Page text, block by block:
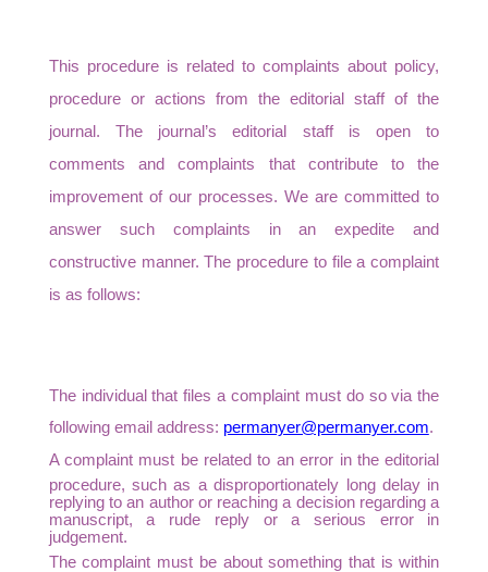
This procedure is related to complaints about policy,
procedure or actions from the editorial staff of the
journal. The journal’s editorial staff is open to
comments and complaints that contribute to the
improvement of our processes. We are committed to
answer such complaints in an expedite and
constructive manner.The procedure to file a complaint
is as follows:
The individual that files a complaint must do so via the
following email address: permanyer@permanyer.com.
A complaint must be related to an error in the editorial
procedure, such as a disproportionately long delay in
replying to an author or reaching a decision regarding a
manuscript, a rude reply or a serious error in
judgement.
The complaint must be about something that is within